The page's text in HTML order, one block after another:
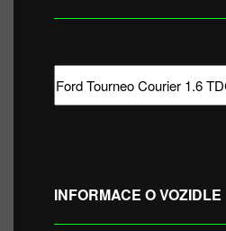
INFORMACE O VOZIDLE